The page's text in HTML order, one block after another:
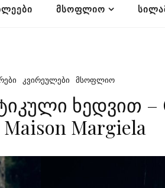
ᲛᲡᲝᲤᲚᲘᲝ
ᲙᲕᲘᲠᲔᲣᲚᲔᲑᲘ ᲛᲡᲝᲤᲚᲘᲝ
ხედვით –
Maison Margiela